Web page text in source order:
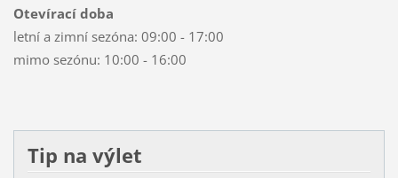
Otevírací doba
letní a zimní sezóna: 09:00 - 17:00
mimo sezónu: 10:00 - 16:00
Tip na výlet